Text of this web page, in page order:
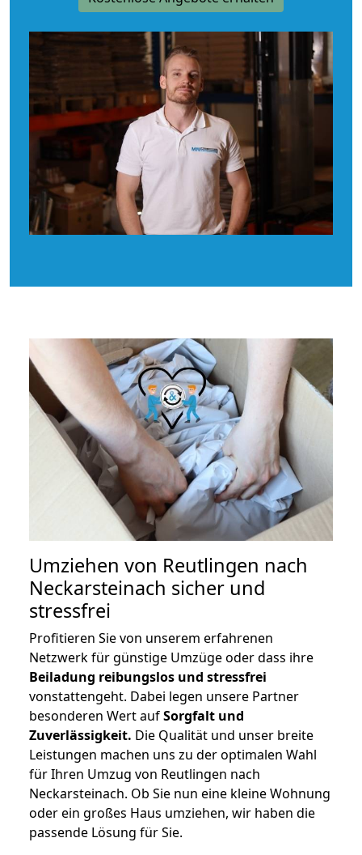
Umziehen von Reutlingen nach
Neckarsteinach sicher und
stressfrei
Profitieren Sie von unserem erfahrenen
Netzwerk für günstige Umzüge oder dass ihre
Beiladung reibungslos und stressfrei
vonstattengeht. Dabei legen unsere Partner
besonderen Wert aufSorgfalt und
Zuverlässigkeit. Die Qualität und unser breite
Leistungen machen uns zu der optimalen Wahl
für Ihren Umzug von Reutlingen nach
Neckarsteinach. Ob Sie nun eine kleine Wohnung
oder ein großes Haus umziehen, wir haben die
passende Lösung für Sie.